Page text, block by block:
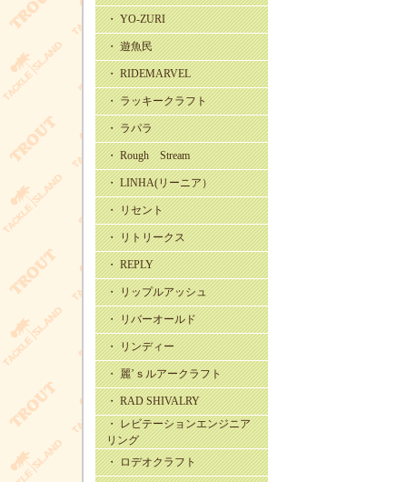
・ YO-ZURI
・ 遊魚民
・ RIDEMARVEL
・ ラッキークラフト
・ ラパラ
・ Rough Stream
・ LINHA(リーニア）
・ リセント
・ リトリークス
・ REPLY
・ リップルアッシュ
・ リバーオールド
・ リンディー
・ 麗’ｓルアークラフト
・ RAD SHIVALRY
・ レビテーションエンジニア
リング
・ ロデオクラフト